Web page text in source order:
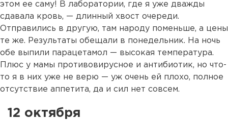
этом ее саму! В лаборатории, где я уже дважды
сдавала кровь, — длинный хвост очереди.
Отправились в другую, там народу поменьше, а цены
те же. Результаты обещали в понедельник. На ночь
обе выпили парацетамол — высокая температура.
Плюс у мамы противовирусное и антибиотик, но что-
то я в них уже не верю — уж очень ей плохо, полное
отсутствие аппетита, да и сил нет совсем.
12 октября